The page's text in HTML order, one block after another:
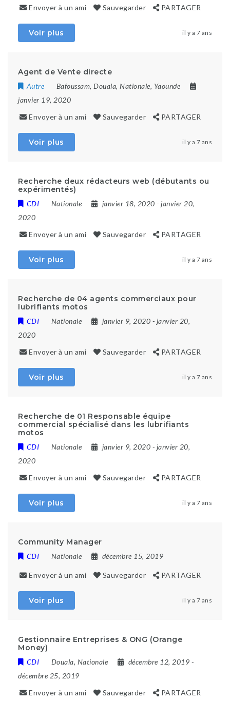
Envoyer à un ami Sauvegarder PARTAGER
Voir plus il y a 7 ans
Agent de Vente directe
Autre Bafoussam, Douala, Nationale, Yaounde
janvier 19, 2020
Envoyer à un ami
Sauvegarder PARTAGER
Voir plus il y a 7 ans
Recherche deux rédacteurs web (débutants ou
expérimentés)
CDI Nationale janvier 18, 2020 - janvier 20,
2020
Envoyer à un ami
Sauvegarder PARTAGER
Voir plus il y a 7 ans
Recherche de 04 agents commerciaux pour
lubrifiants motos
CDI Nationale janvier 9, 2020 - janvier 20,
2020
Envoyer à un ami
Sauvegarder PARTAGER
Voir plus il y a 7 ans
Recherche de 01 Responsable équipe
commercial spécialisé dans les lubrifiants
motos
CDI Nationale janvier 9, 2020 - janvier 20,
2020
Envoyer à un ami
Sauvegarder PARTAGER
Voir plus il y a 7 ans
Community Manager
CDI Nationale décembre 15, 2019
Envoyer à un ami Sauvegarder PARTAGER
Voir plus il y a 7 ans
Gestionnaire Entreprises & ONG (Orange
Money)
CDI Douala, Nationale décembre 12, 2019 -
décembre 25, 2019
Envoyer à un ami
Sauvegarder PARTAGER